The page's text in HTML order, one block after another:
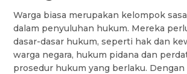
Warga biasa merupakan kelompok
dalam penyuluhan hukum. Mereka
dasar-dasar hukum, seperti hak dan
warga negara, hukum pidana dan
prosedur hukum yang berlaku. Dengan